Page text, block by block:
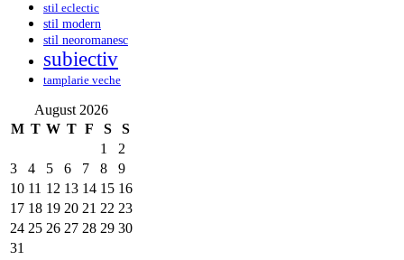
stil eclectic
stil modern
stil neoromanesc
subiectiv
tamplarie veche
August 2026
M T W T F S
S
1
2
3
4 5 6 7 8
9
10 11 12 13 14 15 16
17 18 19 20 21 22 23
24 25 26 27 28 29 30
31